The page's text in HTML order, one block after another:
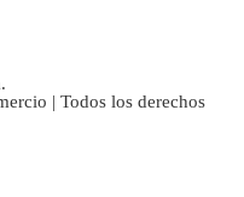
| Todos los derechos